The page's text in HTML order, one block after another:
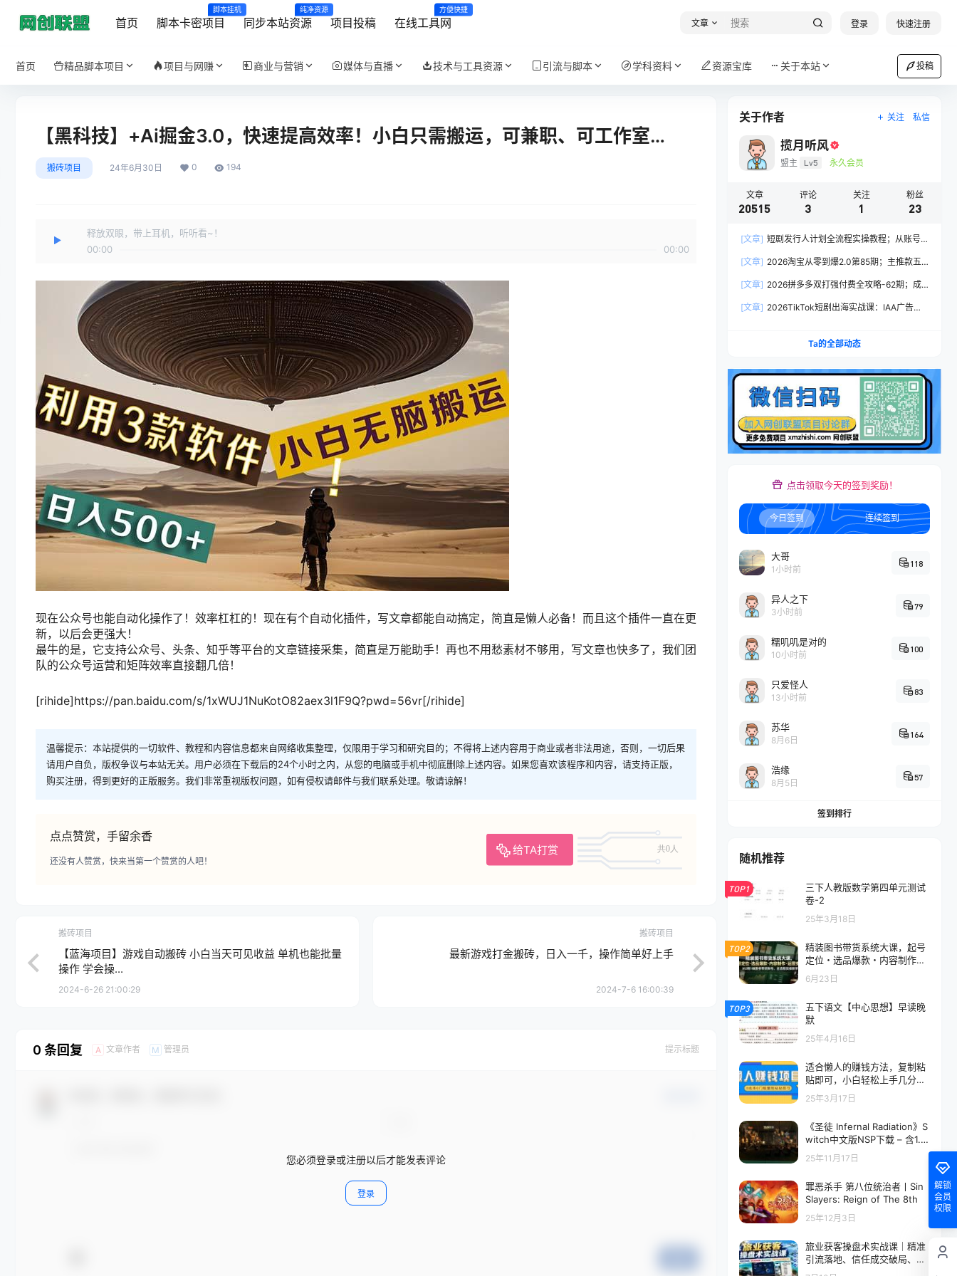
首页 脚本卡密项目
脚本挂机
同步本站资源
纯净资源
项目投稿 在线工具网
方便快捷
文章 登录 快速注册
首页 精品脚本项目 项目与网赚 商业与营销 媒体与直播 技术与工具资源 引流与脚本 学科资料 资源宝库 关于本站 投稿
【黑科技】+Ai掘金3.0，快速提高效率！小白只需搬运，可兼职、可工作室…
搬砖项目 24年6月30日 0 194
释放双眼，带上耳机，听听看~！
00:00
00:00
现在公众号也能自动化操作了！效率杠杠的！现在有个自动化插件，写文章都能自动搞定，简直是懒人必备！而且这个插件一直在更
新，以后会更强大！
最牛的是，它支持公众号、头条、知乎等平台的文章链接采集，简直是万能助手！再也不用愁素材不够用，写文章也快多了，我们团
队的公众号运营和矩阵效率直接翻几倍！
[rihide]https://pan.baidu.com/s/1xWUJ1NuKotO82aex3l1F9Q?pwd=56vr[/rihide]
温馨提示：本站提供的一切软件、教程和内容信息都来自网络收集整理，仅限用于学习和研究目的；不得将上述内容用于商业或者非法用途，否则，一切后果
请用户自负，版权争议与本站无关。用户必须在下载后的24个小时之内，从您的电脑或手机中彻底删除上述内容。如果您喜欢该程序和内容，请支持正版，
购买注册，得到更好的正版服务。我们非常重视版权问题，如有侵权请邮件与我们联系处理。敬请谅解！
点点赞赏，手留余香
给TA打赏 共0人
还没有人赞赏，快来当第一个赞赏的人吧！
搬砖项目
【蓝海项目】游戏自动搬砖 小白当天可见收益 单机也能批量
操作 学会操...
2024-6-26 21:00:29
搬砖项目
最新游戏打金搬砖，日入一千，操作简单好上手
2024-7-6 16:00:39
0 条回复 A 文章作者 M 管理员 提示标题
您必须登录或注册以后才能发表评论
登录
关于作者 关注 私信
揽月听风
盟主 Lv5 永久会员
文章
20515
评论
3
关注
1
粉丝
23
[文章] 短剧发行人计划全流程实操教程；从账号
手出单
[文章] 2026淘宝从零到爆2.0第85期；主推款五
基础权重
[文章] 2026拼多多双打强付费全攻略-62期；成
劣势与选择策略
[文章] 2026TikTok短剧出海实战课：IAA广告分
Ta的全部动态
点击领取今天的签到奖励！
今日签到 连续签到
大哥
1小时前
118
异人之下
3小时前
79
糯叽叽是对的
10小时前
100
只爱怪人
13小时前
83
苏华
8月6日
164
浩缘
8月5日
57
签到排行
随机推荐
TOP1
三下人教版数学第四单元测试
卷-2
25年3月18日
TOP2
精装图书带货系统大课，起号
定位・选品爆款・内容制作・
运营变现，从0到1做图书带货
账号，全流程实操教学
6月23日
TOP3
五下语文【中心思想】早读晚
默
25年4月16日
适合懒人的赚钱方法，复制粘
贴即可，小白轻松上手几分钟
就搞定
25年3月17日
《圣徒 Infernal Radiation》S
witch中文版NSP下载 – 含1.1.
0补丁
25年11月17日
罪恶杀手 第八位统治者丨Sin
Slayers: Reign of The 8th
25年12月3日
旅业获客操盘术实战课｜精准
引流落地、信任成交破局、账
号守盘迭代、旅游行业业绩突
解锁
会员
权限